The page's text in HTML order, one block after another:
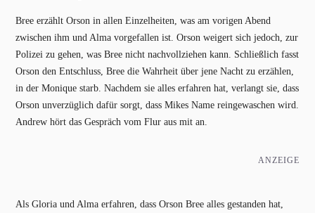
Bree erzählt Orson in allen Einzelheiten, was am vorigen Abend
zwischen ihm und Alma vorgefallen ist. Orson weigert sich jedoch, zur
Polizei zu gehen, was Bree nicht nachvollziehen kann. Schließlich fasst
Orson den Entschluss, Bree die Wahrheit über jene Nacht zu erzählen,
in der Monique starb. Nachdem sie alles erfahren hat, verlangt sie, dass
Orson unverzüglich dafür sorgt, dass Mikes Name reingewaschen wird.
Andrew hört das Gespräch vom Flur aus mit an.
ANZEIGE
Als Gloria und Alma erfahren, dass Orson Bree alles gestanden hat,